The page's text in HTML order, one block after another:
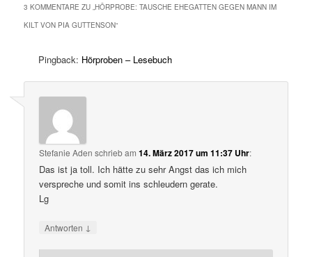
3 KOMMENTARE ZU „HÖRPROBE: TAUSCHE EHEGATTEN GEGEN MANN IM
KILT VON PIA GUTTENSON“
Pingback: Hörproben – Lesebuch
Stefanie Aden schriebam14. März 2017 um 11:37 Uhr:
Das ist ja toll. Ich hätte zu sehr Angst das ich mich
verspreche und somit ins schleudern gerate.
Lg
Antworten ↓